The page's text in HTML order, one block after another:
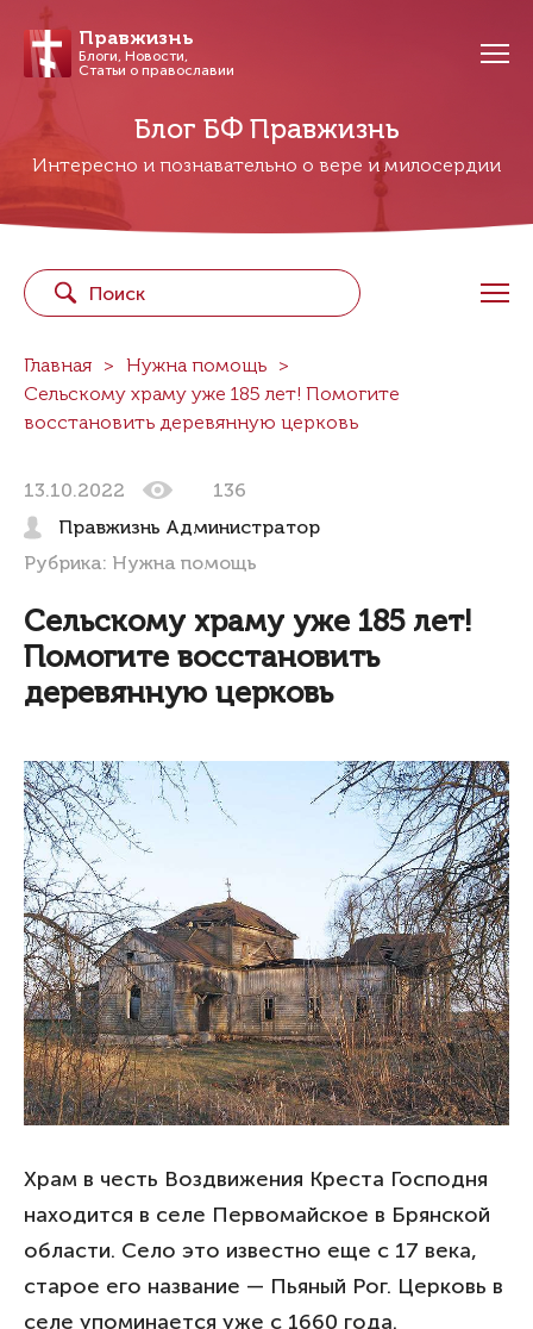
Правжизнь
Блоги, Новости,
Статьи о православии
Блог БФ Правжизнь
Интересно и познавательно о вере и милосердии
Главная
Нужна помощь
Сельскому храму уже 185 лет! Помогите
восстановить деревянную церковь
13.10.2022
136
Правжизнь Администратор
Рубрика: Нужна помощь
Сельскому храму уже 185 лет!
Помогите восстановить
деревянную церковь
Храм в честь Воздвижения Креста Господня
находится в селе Первомайское в Брянской
области. Село это известно еще с 17 века,
старое его название — Пьяный Рог. Церковь в
селе упоминается уже с 1660 года.